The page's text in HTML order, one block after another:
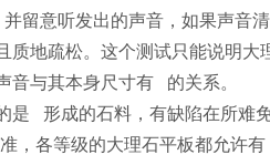
留意听发出的声音，如果声音
质地疏松。这个测试只能说明
音与其本身尺寸有 的关系。
是 形成的石料，有缺陷在所难
，各等级的大理石平板都允许